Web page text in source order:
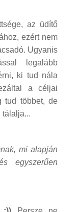
az üdítő
ezért nem
Ugyanis
legalább
ki tud nála
a céljai
tud többet, de
tálalja...
mi alapján
egyszerűen